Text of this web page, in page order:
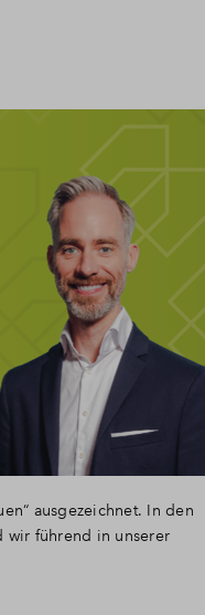
ausgezeichnet. In den
wir führend in unserer